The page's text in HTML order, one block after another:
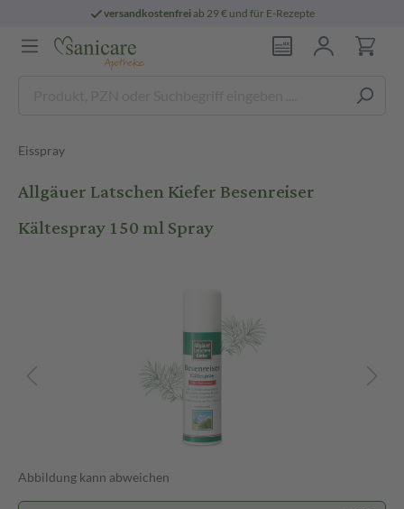
versandkostenfreiab 29 € und für E-Rezepte
Eisspray
Allgäuer Latschen Kiefer Besenreiser
Kältespray 150 ml Spray
Abbildung kann abweichen